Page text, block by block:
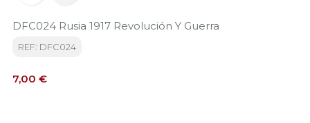
DFC024 Rusia 1917 Revolución Y Guerra
REF: DFC024
Precio
7,00 €